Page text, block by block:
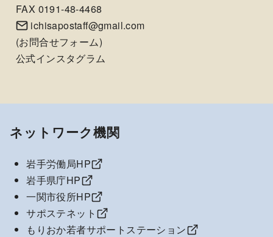
FAX 0191-48-4468
ichisapostaff@gmail.com
(お問合せフォーム)
公式インスタグラム
ネットワーク機関
岩手労働局HP
岩手県庁HP
一関市役所HP
サポステネット
もりおか若者サポートステーション